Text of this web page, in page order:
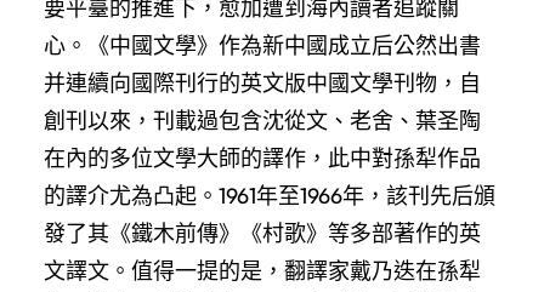
要平臺的推進下，愈加遭到海內讀者追蹤關
心。《中國文學》作為新中國成立后公然出書
并連續向國際刊行的英文版中國文學刊物，自
創刊以來，刊載過包含沈從文、老舍、葉圣陶
在內的多位文學大師的譯作，此中對孫犁作品
的譯介尤為凸起。1961年至1966年，該刊先后頒
發了其《鐵木前傳》《村歌》等多部著作的英
文譯文。值得一提的是，翻譯家戴乃迭在孫犁